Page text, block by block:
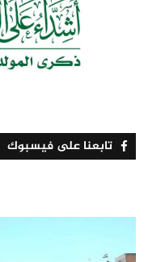
تابعنا على فيسبوك